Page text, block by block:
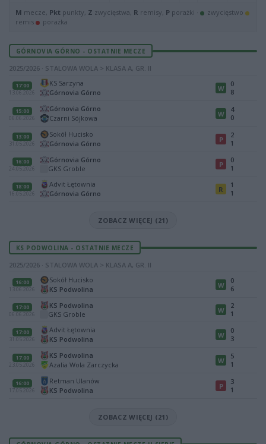
M mecze, Pkt punkty, Z zwycięstwa, R remisy, P porażki ·
zwycięstwo
remis
porażka
GÓRNOVIA GÓRNO - OSTATNIE MECZE
2025/2026 · STALOWA WOLA > KLASA A, GR. II
17:00
13.06.2026
KS Sarzyna
Górnovia Górno
W
0
8
15:00
06.06.2026
Górnovia Górno
Czarni Sójkowa
W
4
0
13:00
31.05.2026
Sokół Hucisko
Górnovia Górno
P
2
1
16:00
24.05.2026
Górnovia Górno
GKS Groble
P
0
1
18:00
16.05.2026
Advit Łętownia
Górnovia Górno
R
1
1
ZOBACZ WIĘCEJ (21)
KS PODWOLINA - OSTATNIE MECZE
2025/2026 · STALOWA WOLA > KLASA A, GR. II
16:00
13.06.2026
Sokół Hucisko
KS Podwolina
W
0
6
17:00
06.06.2026
KS Podwolina
GKS Groble
W
2
1
17:00
31.05.2026
Advit Łętownia
KS Podwolina
W
0
3
17:00
23.05.2026
KS Podwolina
Azalia Wola Zarczycka
W
5
1
16:00
17.05.2026
Retman Ulanów
KS Podwolina
P
3
1
ZOBACZ WIĘCEJ (21)